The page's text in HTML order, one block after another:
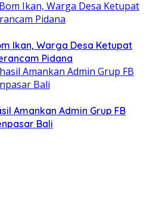
Ikan, Warga Desa Ketupat
Pidana
Amankan Admin Grup FB
Bali